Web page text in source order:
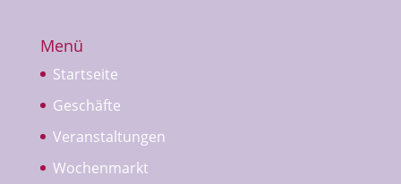
Menü
Startseite
Geschäfte
Veranstaltungen
Wochenmarkt